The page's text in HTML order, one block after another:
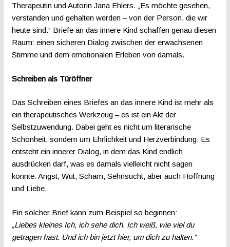
Therapeutin und Autorin Jana Ehlers. „Es möchte gesehen,
verstanden und gehalten werden – von der Person, die wir
heute sind.“ Briefe an das innere Kind schaffen genau diesen
Raum: einen sicheren Dialog zwischen der erwachsenen
Stimme und dem emotionalen Erleben von damals.
Schreiben als Türöffner
Das Schreiben eines Briefes an das innere Kind ist mehr als
ein therapeutisches Werkzeug – es ist ein Akt der
Selbstzuwendung. Dabei geht es nicht um literarische
Schönheit, sondern um Ehrlichkeit und Herzverbindung. Es
entsteht ein innerer Dialog, in dem das Kind endlich
ausdrücken darf, was es damals vielleicht nicht sagen
konnte: Angst, Wut, Scham, Sehnsucht, aber auch Hoffnung
und Liebe.
Ein solcher Brief kann zum Beispiel so beginnen:
„Liebes kleines Ich, ich sehe dich. Ich weiß, wie viel du
getragen hast. Und ich bin jetzt hier, um dich zu halten.“